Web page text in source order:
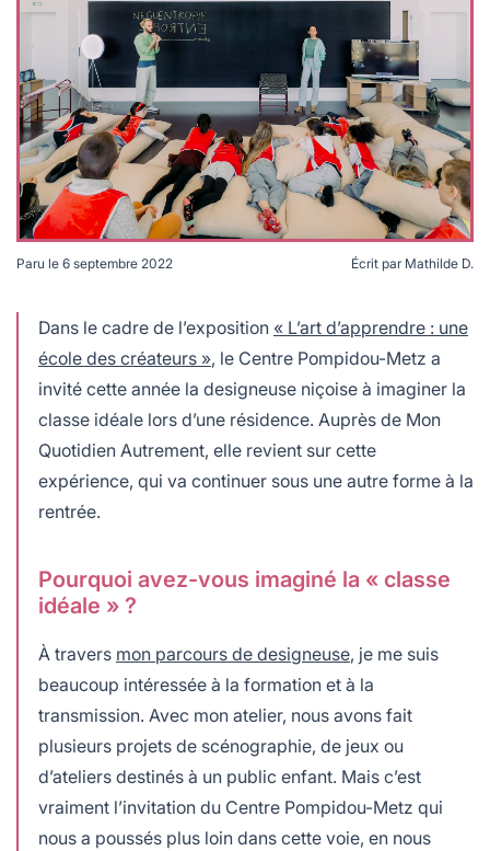
durables
douce
"Écoletopie" de Stéphanie Marin © DR
Paru le 6 septembre 2022 Écrit par Mathilde D.
Dans le cadre de l’exposition « L’art d’apprendre : une
école des créateurs », le Centre Pompidou-Metz a
invité cette année la designeuse niçoise à imaginer la
classe idéale lors d’une résidence. Auprès de Mon
Quotidien Autrement, elle revient sur cette
expérience, qui va continuer sous une autre forme à la
rentrée.
Pourquoi avez-vous imaginé la « classe
idéale » ?
À travers mon parcours de designeuse, je me suis
beaucoup intéressée à la formation et à la
transmission. Avec mon atelier, nous avons fait
plusieurs projets de scénographie, de jeux ou
d’ateliers destinés à un public enfant. Mais c’est
vraiment l’invitation du Centre Pompidou-Metz qui
nous a poussés plus loin dans cette voie, en nous